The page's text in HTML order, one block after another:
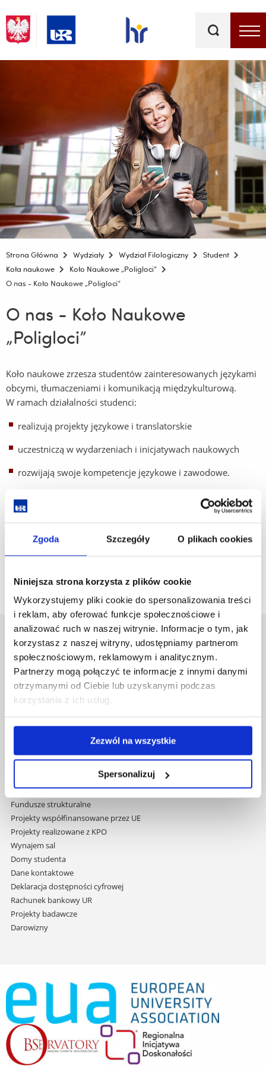
Zgoda Szczegóły O plikach cookies
Niniejsza strona korzysta z plików cookie
Wykorzystujemy pliki cookie do spersonalizowania treści
i reklam, aby oferować funkcje społecznościowe i
analizować ruch w naszej witrynie. Informacje o tym, jak
korzystasz z naszej witryny, udostępniamy partnerom
społecznościowym, reklamowym i analitycznym.
Partnerzy mogą połączyć te informacje z innymi danymi
otrzymanymi od Ciebie lub uzyskanymi podczas
korzystania z ich usług.
Zezwól na wszystkie
Spersonalizuj
kluczowe
Strona Główna Wydziały Wydział Filologiczny
Student
Koła naukowe
Koło Naukowe „Poligloci”
O nas - Koło Naukowe „Poligloci”
O nas - Koło Naukowe
„Poligloci”
Koło naukowe zrzesza studentów zainteresowanych językami
obcymi, tłumaczeniami i komunikacją międzykulturową.
W ramach działalności studenci:
realizują projekty językowe i translatorskie
uczestniczą w wydarzeniach i inicjatywach naukowych
rozwijają swoje kompetencje językowe i zawodowe.
https://www.facebook.com/skn.poligloci.ur
Uniwersytet Rzeszowski
Al. Tadeusza Rejtana 16C
35-959 Rzeszów
Pomiń
nawigację
treści
Polityka prywatności
Mapa serwisu
Studia podyplomowe
Zamówienia publiczne
Fundusze strukturalne
Projekty współfinansowane przez UE
Projekty realizowane z KPO
Wynajem sal
Domy studenta
Dane kontaktowe
Deklaracja dostępności cyfrowej
Rachunek bankowy UR
Projekty badawcze
Darowizny